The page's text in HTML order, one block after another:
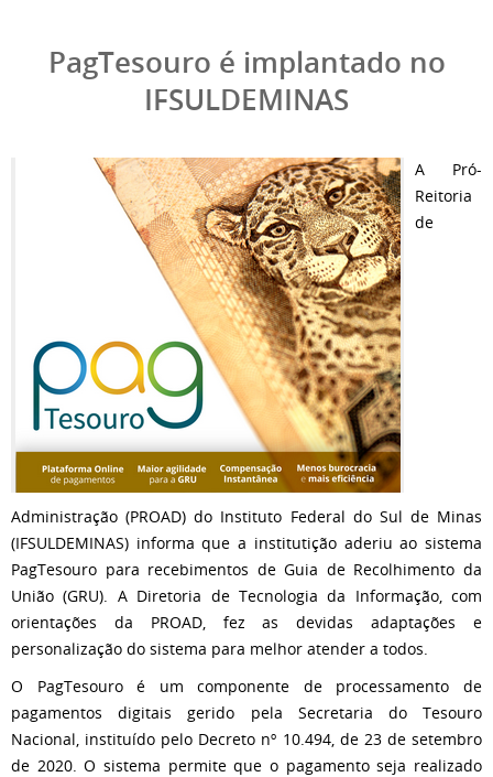
PagTesouro é implantado no
IFSULDEMINAS
A Pró-
Reitoria
de
Administração (PROAD) do Instituto Federal do Sul de Minas
(IFSULDEMINAS) informa que a institutição aderiu ao sistema
PagTesouro para recebimentos de Guia de Recolhimento da
União (GRU). A Diretoria de Tecnologia da Informação, com
orientações da PROAD, fez as devidas adaptações e
personalização do sistema para melhor atender a todos.
O PagTesouro é um componente de processamento de
pagamentos digitais gerido pela Secretaria do Tesouro
Nacional, instituído pelo Decreto nº 10.494, de 23 de setembro
de 2020. O sistema permite que o pagamento seja realizado